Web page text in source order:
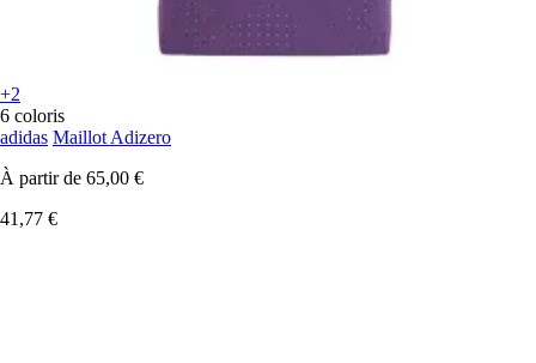
+2
6 coloris
adidas Maillot Adizero
À partir de 65,00 €
41,77 €